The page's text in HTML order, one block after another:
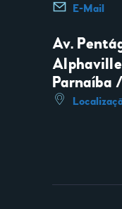
E-Mail
Av.
Alphaville
Parnaíba